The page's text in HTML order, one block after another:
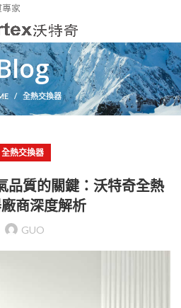
全熱交換器
全熱交換器
品質的關鍵：沃特奇全熱
商深度解析
GUO